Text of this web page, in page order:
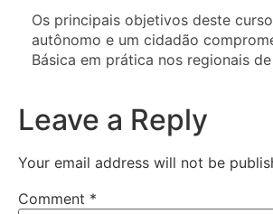
Os principais objetivos deste
autônomo e um cidadão
Básica em prática nos regionais
Leave a Reply
Your email address will not be
Comment *